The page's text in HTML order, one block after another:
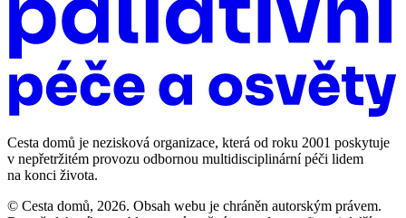
Cesta domů je nezisková organizace, která od roku 2001 poskytuje
v nepřetržitém provozu odbornou multidisciplinární péči lidem
na konci života.
© Cesta domů, 2026. Obsah webu je chráněn autorským právem.